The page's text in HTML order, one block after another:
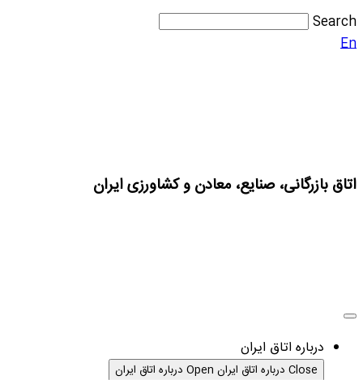
Search
En
اتاق بازرگانی، صنایع، معادن و کشاورزی ایران
درباره اتاق ایران
Close درباره اتاق ایران Open درباره اتاق ایران